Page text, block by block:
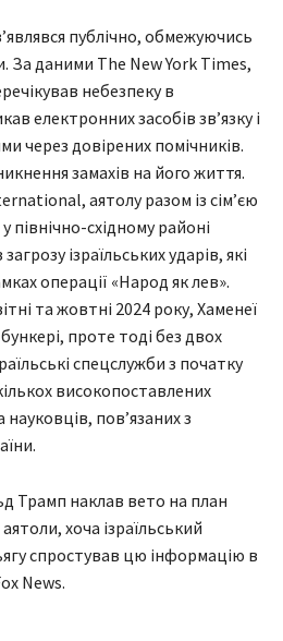
публічно, обмежуючись
За даними The New York Times,
небезпеку в
електронних засобів зв’язку і
через довірених помічників.
замахів на його життя.
аятолу разом із сім’єю
північно-східному районі
ізраїльських ударів, які
операції «Народ як лев».
та жовтні 2024 року, Хаменеї
проте тоді без двох
спецслужби з початку
високопоставлених
науковців, пов’язаних з
Трамп наклав вето на план
хоча ізраїльський
спростував цю інформацію в
News.